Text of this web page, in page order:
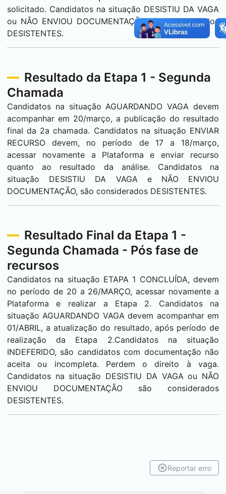
solicitado. Candidatos na situação DESISTIU DA VAGA
ou NÃO ENVIOU DOCUMENTAÇÃO são considerados
DESISTENTES.
Resultado da Etapa 1 - Segunda
Chamada
Candidatos na situação AGUARDANDO VAGA devem
acompanhar em 20/março, a publicação do resultado
final da 2a chamada. Candidatos na situação ENVIAR
RECURSO devem, no período de 17 a 18/março,
acessar novamente a Plataforma e enviar recurso
quanto ao resultado da análise. Candidatos na
situação DESISTIU DA VAGA e NÃO ENVIOU
DOCUMENTAÇÃO, são considerados DESISTENTES.
Resultado Final da Etapa 1 -
Segunda Chamada - Pós fase de
recursos
Candidatos na situação ETAPA 1 CONCLUÍDA, devem
no período de 20 a 26/MARÇO, acessar novamente a
Plataforma e realizar a Etapa 2. Candidatos na
situação AGUARDANDO VAGA devem acompanhar em
01/ABRIL, a atualização do resultado, após período de
realização da Etapa 2.Candidatos na situação
INDEFERIDO, são candidatos com documentação não
aceita ou incompleta. Perdem o direito à vaga.
Candidatos na situação DESISTIU DA VAGA ou NÃO
ENVIOU DOCUMENTAÇÃO são considerados
DESISTENTES.
Reportar erro